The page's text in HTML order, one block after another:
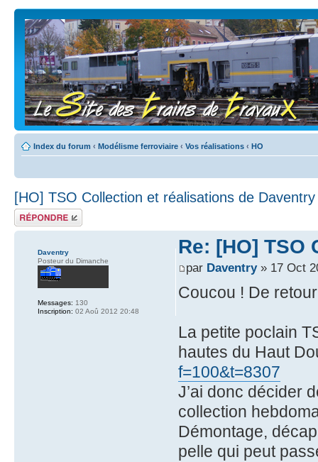
Index du forum ‹ Modélisme ferroviaire ‹ Vos réalisations ‹ HO
[HO] TSO Collection et réalisations de Daventry
Répondre
Re: [HO]
par Daventry» 17 Oct
Coucou ! De
La petite poclain
hautes du Haut
f=100&t=8307
J’ai donc décider
collection
Démontage,
pelle qui peut
Daventry
Posteur du Dimanche
Messages: 130
Inscription: 02 Aoû 2012 20:48